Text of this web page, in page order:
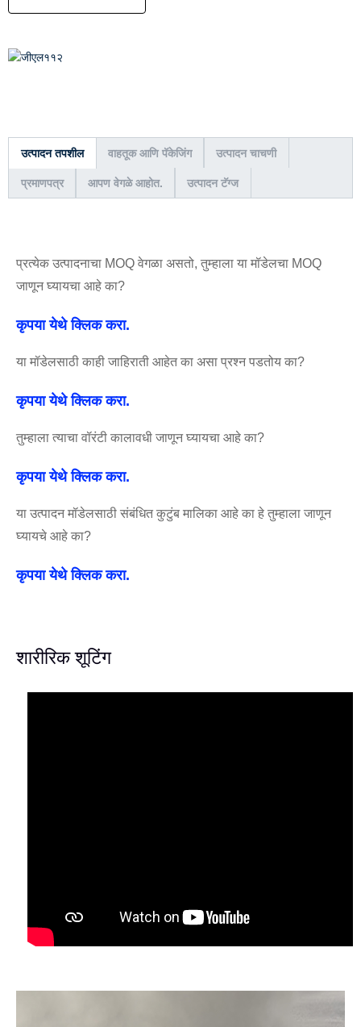
उत्पादन तपशील वाहतूक आणि पॅकेजिंग
उत्पादन चाचणी
प्रमाणपत्र
आपण वेगळे आहोत. उत्पादन टॅग्ज
प्रत्येक उत्पादनाचा MOQ वेगळा असतो, तुम्हाला या मॉडेलचा MOQ
जाणून घ्यायचा आहे का?
कृपया येथे क्लिक करा.
या मॉडेलसाठी काही जाहिराती आहेत का असा प्रश्न पडतोय का?
कृपया येथे क्लिक करा.
तुम्हाला त्याचा वॉरंटी कालावधी जाणून घ्यायचा आहे का?
कृपया येथे क्लिक करा.
या उत्पादन मॉडेलसाठी संबंधित कुटुंब मालिका आहे का हे तुम्हाला जाणून
घ्यायचे आहे का?
कृपया येथे क्लिक करा.
शारीरिक शूटिंग